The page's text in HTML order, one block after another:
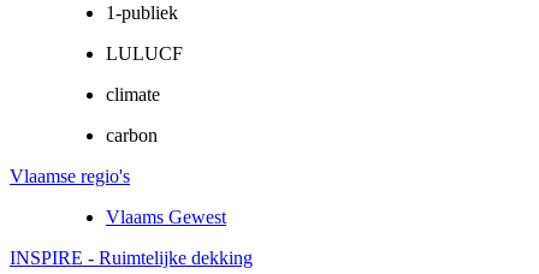
1-publiek
LULUCF
climate
carbon
Vlaamse regio's
Vlaams Gewest
INSPIRE - Ruimtelijke dekking